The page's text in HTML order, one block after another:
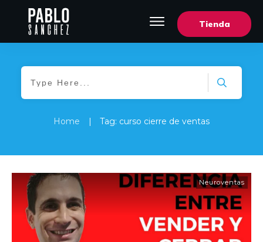
Tienda
Home Tag: curso cierre de ventas
Neuroventas